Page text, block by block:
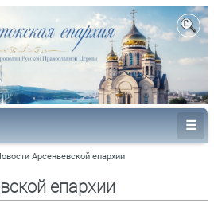
Арсеньевской епархии
епархии